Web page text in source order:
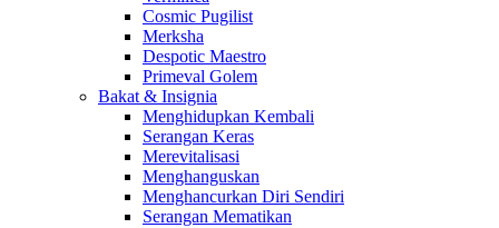
Cosmic Pugilist
Merksha
Despotic Maestro
Primeval Golem
Bakat & Insignia
Menghidupkan Kembali
Serangan Keras
Merevitalisasi
Menghanguskan
Menghancurkan Diri Sendiri
Serangan Mematikan